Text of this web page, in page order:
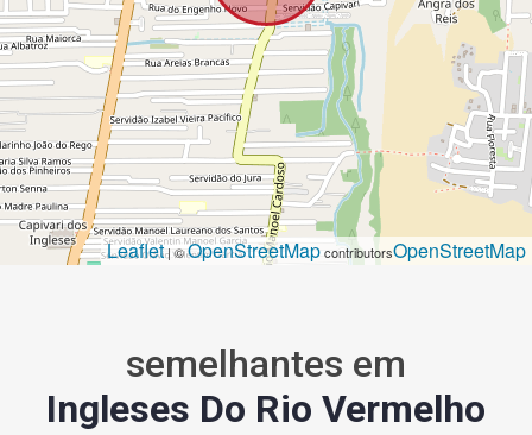
Leaflet| ©OpenStreetMapcontributorsOpenStreetMap
semelhantes em
Ingleses Do Rio Vermelho